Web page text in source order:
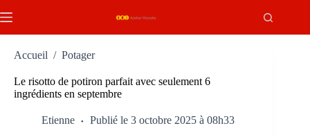
au
Accueil / Potager
Le risotto de potiron parfait avec seulement 6
ingrédients en septembre
Etienne Publié le 3 octobre 2025 à 08h33